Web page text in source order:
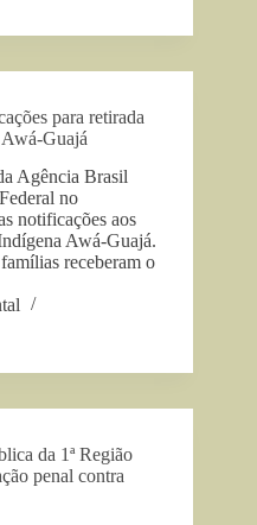
para retirada
Guajá
Agência Brasil
no
notificações aos
Awá-Guajá.
receberam o
da 1ª Região
penal contra